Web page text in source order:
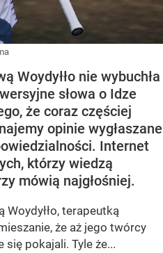
Woydyłło nie wybuchła
słowa o Idze
że coraz częściej
opinie wygłaszane
Internet
którzy wiedzą
mówią najgłośniej.
Woydyłło, terapeutką
że aż jego twórcy
się pokajali. Tyle że...